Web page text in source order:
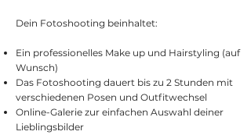
Dein Fotoshooting beinhaltet:
Ein professionelles Make up und Hairstyling (auf
Wunsch)
Das Fotoshooting dauert bis zu 2 Stunden mit
verschiedenen Posen und Outfitwechsel
Online-Galerie zur einfachen Auswahl deiner
Lieblingsbilder